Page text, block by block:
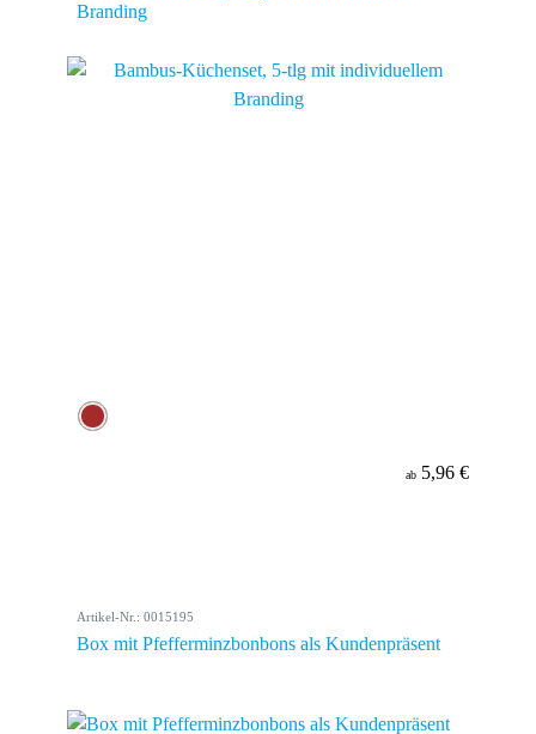
Branding
ab 5,96 €
Artikel-Nr.: 0015195
Box mit Pfefferminzbonbons als Kundenpräsent